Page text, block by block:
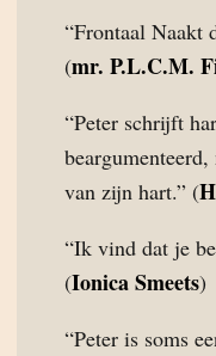
“Frontaal Naakt
(mr. P.L.C.M.
“Peter schrijft
van zijn hart.” (
“Ik vind dat je
(Ionica Smeets)
“Peter is soms